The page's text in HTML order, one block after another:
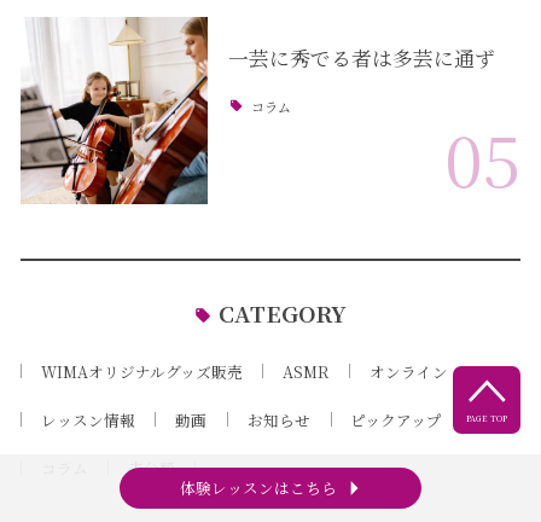
一芸に秀でる者は多芸に通ず
コラム
05
CATEGORY
WIMAオリジナルグッズ販売 ASMR オンライン
レッスン情報 動画 お知らせ ピックアップ
未分類
体験レッスンはこちら
arrow_right

PAGE TOP